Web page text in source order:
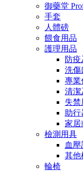
御藥堂
手套
人體磅
餵食用品
護理用品
防疫
洗傷
專業
清潔
失禁
助
家居
檢測用具
血壓
其他
輪椅